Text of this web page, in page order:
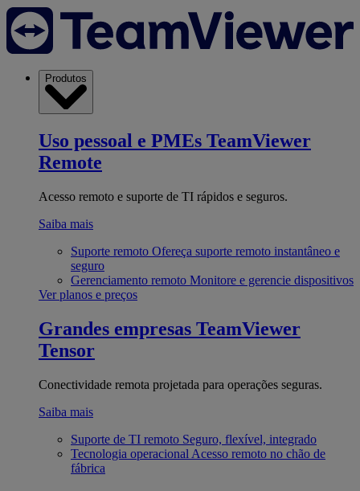
Produtos
Uso pessoal e PMEs TeamViewer
Remote
Acesso remoto e suporte de TI rápidos e seguros.
Saiba mais
Suporte remoto Ofereça suporte remoto instantâneo e
seguro
Gerenciamento remoto Monitore e gerencie dispositivos
Ver planos e preços
Grandes empresas TeamViewer
Tensor
Conectividade remota projetada para operações seguras.
Saiba mais
Suporte de TI remoto Seguro, flexível, integrado
Tecnologia operacional Acesso remoto no chão de
fábrica